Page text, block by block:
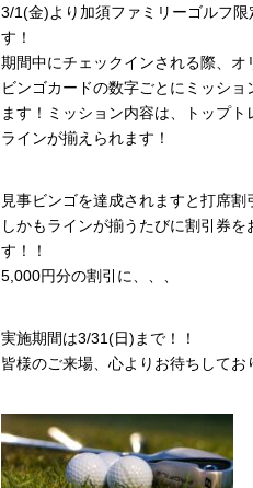
3/1(金)より加須ファミリーゴルフ
す！
期間中にチェックインされる際、オ
ビンゴカードの数字ごとにミッシ
ます！ミッション内容は、トップ
ラインが揃えられます！
見事ビンゴを達成されますと打席割
しかもラインが揃うたびに割引券を
す！！ な
5,000円分の割引に、、、
実施期間は3/31(日)まで！！
皆様のご来場、心よりお待ちしてお